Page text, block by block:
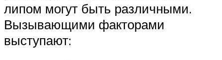
липом могут быть различными.
Вызывающими факторами
выступают: